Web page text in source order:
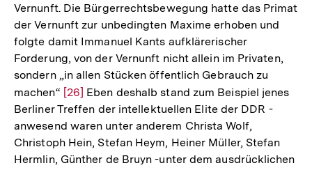
Vernunft. Die Bürgerrechtsbewegung hatte das Primat
der Vernunft zur unbedingten Maxime erhoben und
folgte damit Immanuel Kants aufklärerischer
Forderung, von der Vernunft nicht allein im Privaten,
sondern „in allen Stücken öffentlich Gebrauch zu
machen“ Zur
Auflösung
der
Fußnote
[26] Eben deshalb stand zum Beispiel jenes
Berliner Treffen der intellektuellen Elite der DDR -
anwesend waren unter anderem Christa Wolf,
Christoph Hein, Stefan Heym, Heiner Müller, Stefan
Hermlin, Günther de Bruyn -unter dem ausdrücklichen